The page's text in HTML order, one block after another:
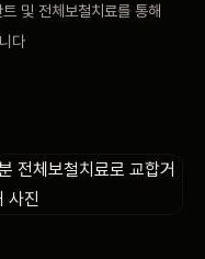
및 전체보철치료를 통해
다